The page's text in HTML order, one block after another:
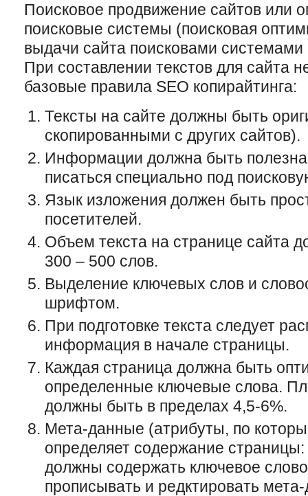
Поисковое продвижение сайтов или
поисковые системы (поисковая
выдачи сайта поисковами
При составлении текстов для сайта
базовые правила SEO копирайтинга:
Тексты на сайте должны быть
скопированными с других сайтов).
Информации должна быть полезна
писаться специально под
Язык изложения должен быть
посетителей.
Объем текста на странице сайта
300 – 500 слов.
Выделение ключевых слов и
шрифтом.
При подготовке текста следует
информация в начале страницы.
Каждая страница должна быть
определенные ключевые слова.
должны быть в пределах 4,5-6%.
Мета-данные (атрибуты, по
определяет содержание
должны содержать ключевое
прописывать и редктировать